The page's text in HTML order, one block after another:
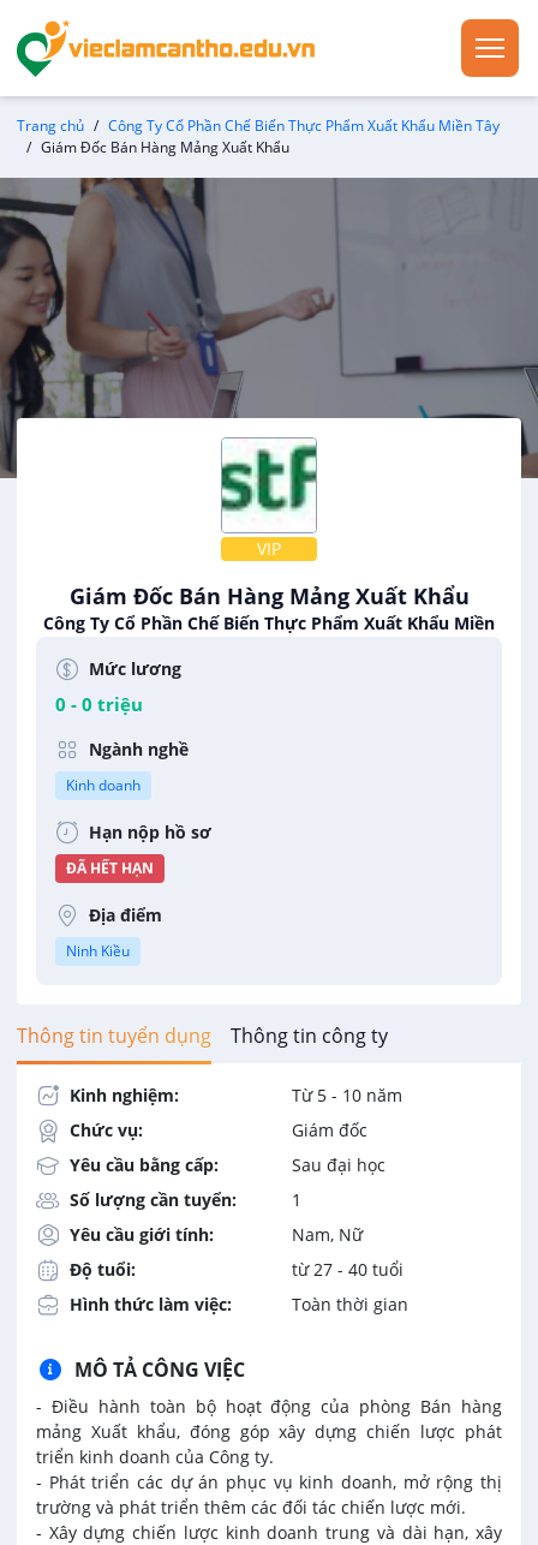
Trang chủ
Công Ty Cổ Phần Chế Biến Thực Phẩm Xuất Khẩu Miền Tây
Giám Đốc Bán Hàng Mảng Xuất Khẩu
VIP
Giám Đốc Bán Hàng Mảng Xuất Khẩu
Công Ty Cổ Phần Chế Biến Thực Phẩm Xuất Khẩu Miền
Mức lương
0 - 0 triệu
Ngành nghề
Kinh doanh
Hạn nộp hồ sơ
ĐÃ HẾT HẠN
Địa điểm
Ninh Kiều
Thông tin tuyển dụng Thông tin công ty
Kinh nghiệm:
Từ 5 - 10 năm
Chức vụ:
Giám đốc
Yêu cầu bằng cấp:
Sau đại học
Số lượng cần tuyển:
1
Yêu cầu giới tính:
Nam, Nữ
Độ tuổi:
từ 27 - 40 tuổi
Hình thức làm việc:
Toàn thời gian
MÔ TẢ CÔNG VIỆC
- Điều hành toàn bộ hoạt động của phòng Bán hàng
mảng Xuất khẩu, đóng góp xây dựng chiến lược phát
triển kinh doanh của Công ty.
- Phát triển các dự án phục vụ kinh doanh, mở rộng thị
trường và phát triển thêm các đối tác chiến lược mới.
- Xây dựng chiến lược kinh doanh trung và dài hạn, xây